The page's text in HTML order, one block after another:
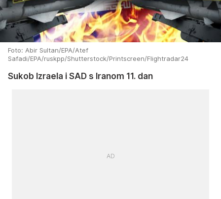
Foto: Abir Sultan/EPA/Atef
Safadi/EPA/ruskpp/Shutterstock/Printscreen/Flightradar24
Sukob Izraela i SAD s Iranom 11. dan